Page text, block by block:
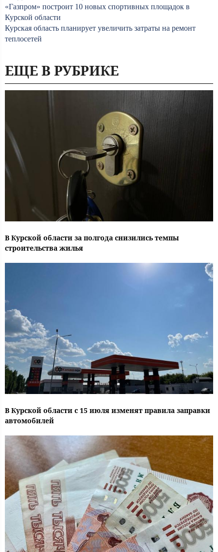
«Газпром» построит 10 новых спортивных площадок в
Курской области
Курская область планирует увеличить затраты на ремонт
теплосетей
ЕЩЕ В РУБРИКЕ
В Курской области за полгода снизились темпы
строительства жилья
В Курской области с 15 июля изменят правила заправки
автомобилей